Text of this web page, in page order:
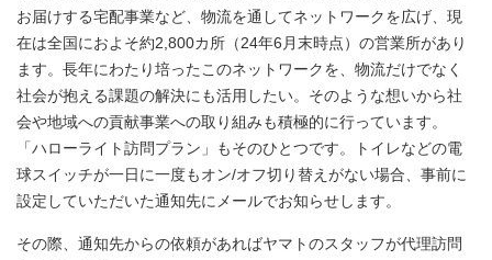
お届けする宅配事業など、物流を通してネットワークを広げ、現
在は全国におよそ約2,800カ所（24年6月末時点）の営業所があり
ます。長年にわたり培ったこのネットワークを、物流だけでなく
社会が抱える課題の解決にも活用したい。そのような想いから社
会や地域への貢献事業への取り組みも積極的に行っています。
「ハローライト訪問プラン」もそのひとつです。トイレなどの電
球スイッチが一日に一度もオン/オフ切り替えがない場合、事前に
設定していただいた通知先にメールでお知らせします。
その際、通知先からの依頼があればヤマトのスタッフが代理訪問